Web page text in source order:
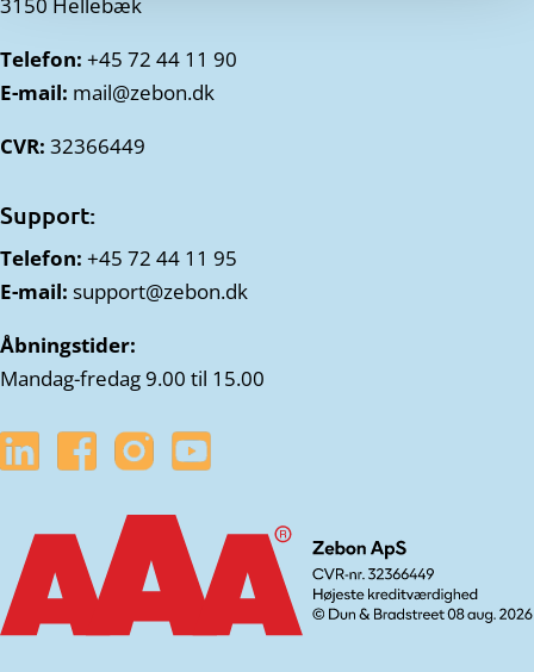
Telefon: +45 72 44 11 90
E-mail: mail@zebon.dk
CVR: 32366449
Support:
Telefon: +45 72 44 11 95
E-mail: support@zebon.dk
Åbningstider:
Mandag-fredag 9.00 til 15.00